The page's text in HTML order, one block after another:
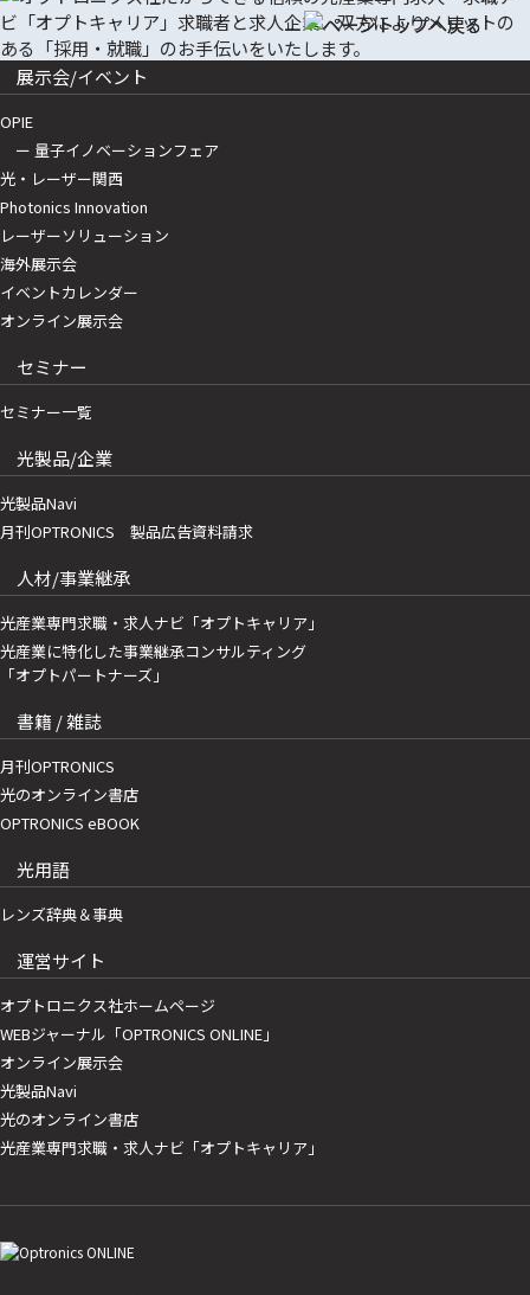
展示会/イベント
OPIE
ー 量子イノベーションフェア
光・レーザー関西
Photonics Innovation
レーザーソリューション
海外展示会
イベントカレンダー
オンライン展示会
セミナー
セミナー一覧
光製品/企業
光製品Navi
月刊OPTRONICS 製品広告資料請求
人材/事業継承
光産業専門求職・求人ナビ「オプトキャリア」
光産業に特化した事業継承コンサルティング
「オプトパートナーズ」
書籍 / 雑誌
月刊OPTRONICS
光のオンライン書店
OPTRONICS eBOOK
光用語
レンズ辞典＆事典
運営サイト
オプトロニクス社ホームページ
WEBジャーナル「OPTRONICS ONLINE」
オンライン展示会
光製品Navi
光のオンライン書店
光産業専門求職・求人ナビ「オプトキャリア」